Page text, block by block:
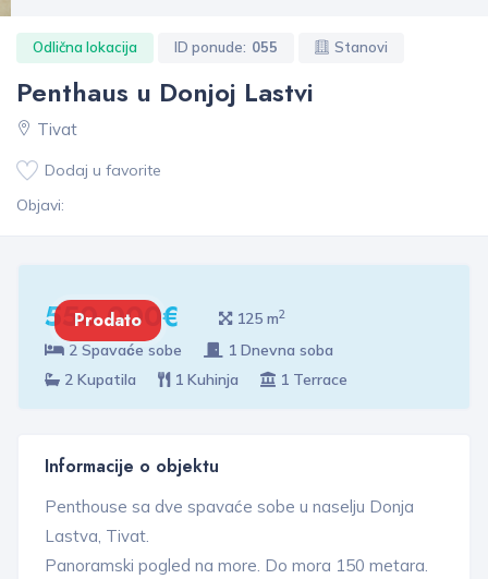
Odlična lokacija ID ponude: 055 Stanovi
Penthaus u Donjoj Lastvi
Tivat
Dodaj u favorite
Objavi:
550 000€
Prodato 125 m2
2 Spavaće sobe
1 Dnevna soba
2 Kupatila
1 Kuhinja 1 Terrace
Informacije o objektu
Penthouse sa dve spavaće sobe u naselju Donja
Lastva, Tivat.
Panoramski pogled na more. Do mora 150 metara.